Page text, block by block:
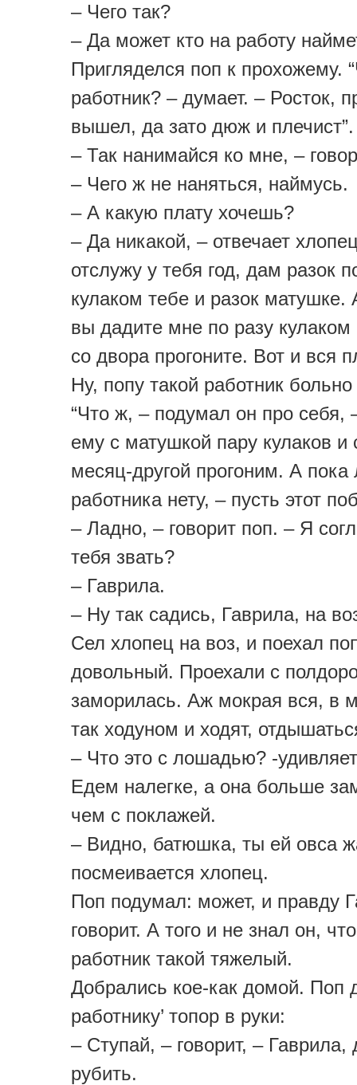
– Чего так?
– Да может кто на работу
Пригляделся поп к прохожему.
работник? – думает. – Росток,
вышел, да зато дюж и плечист”.
– Так нанимайся ко мне, –
– Чего ж не наняться, наймусь.
– А какую плату хочешь?
– Да никакой, – отвечает
отслужу у тебя год, дам разок
кулаком тебе и разок матушке.
вы дадите мне по разу кулаком
со двора прогоните. Вот и вся
Ну, попу такой работник
“Что ж, – подумал он про
ему с матушкой пару кулаков и
месяц-другой прогоним. А пока
работника нету, – пусть этот
– Ладно, – говорит поп. – Я
тебя звать?
– Гаврила.
– Ну так садись, Гаврила, на
Сел хлопец на воз, и поехал
довольный. Проехали с
заморилась. Аж мокрая вся, в
так ходуном и ходят,
– Что это с лошадью? -
Едем налегке, а она больше
чем с поклажей.
– Видно, батюшка, ты ей овса
посмеивается хлопец.
Поп подумал: может, и правду
говорит. А того и не знал он,
работник такой тяжелый.
Добрались кое-как домой. Поп
работнику’ топор в руки:
– Ступай, – говорит, – Гаврила,
рубить.